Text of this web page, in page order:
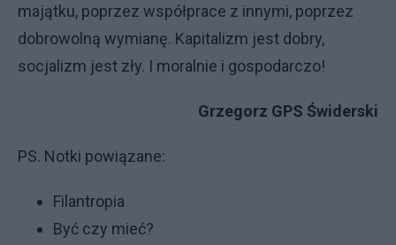
majątku, poprzez współprace z innymi, poprzez
dobrowolną wymianę. Kapitalizm jest dobry,
socjalizm jest zły. I moralnie i gospodarczo!
Grzegorz GPS Świderski
PS. Notki powiązane:
Filantropia
Być czy mieć?